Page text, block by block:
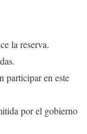
la reserva.
participar en este
por el gobierno